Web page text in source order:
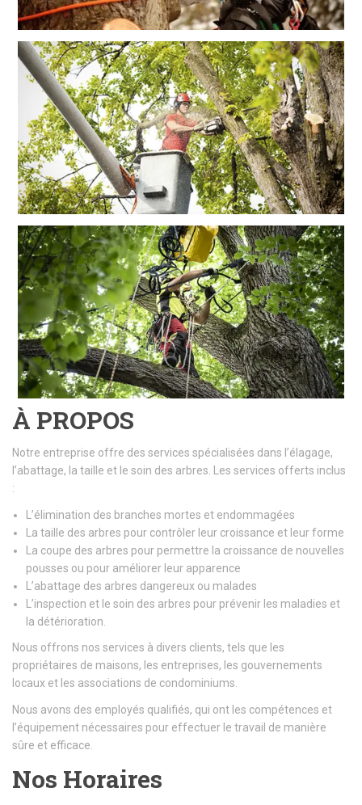
À PROPOS
Notre entreprise offre des services spécialisées dans l’élagage,
l’abattage, la taille et le soin des arbres. Les services offerts inclus
:
L’élimination des branches mortes et endommagées
La taille des arbres pour contrôler leur croissance et leur forme
La coupe des arbres pour permettre la croissance de nouvelles
pousses ou pour améliorer leur apparence
L’abattage des arbres dangereux ou malades
L’inspection et le soin des arbres pour prévenir les maladies et
la détérioration.
Nous offrons nos services à divers clients, tels que les
propriétaires de maisons, les entreprises, les gouvernements
locaux et les associations de condominiums.
Nous avons des employés qualifiés, qui ont les compétences et
l’équipement nécessaires pour effectuer le travail de manière
sûre et efficace.
Nos Horaires